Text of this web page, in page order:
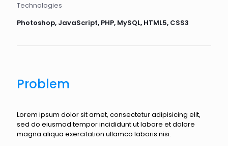
Technologies
Photoshop, JavaScript, PHP, MySQL, HTML5, CSS3
Problem
Lorem ipsum dolor sit amet, consectetur adipisicing elit,
sed do eiusmod tempor incididunt ut labore et dolore
magna aliqua exercitation ullamco laboris nisi.